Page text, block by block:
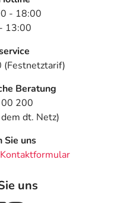
- 18:00
13:00
Beratung
200
dt. Netz)
Sie uns
Kontaktformular
uns